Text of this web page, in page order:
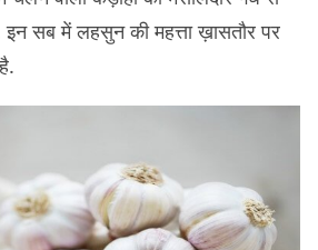
सब में लहसुन की महत्ता ख़ासतौर पर